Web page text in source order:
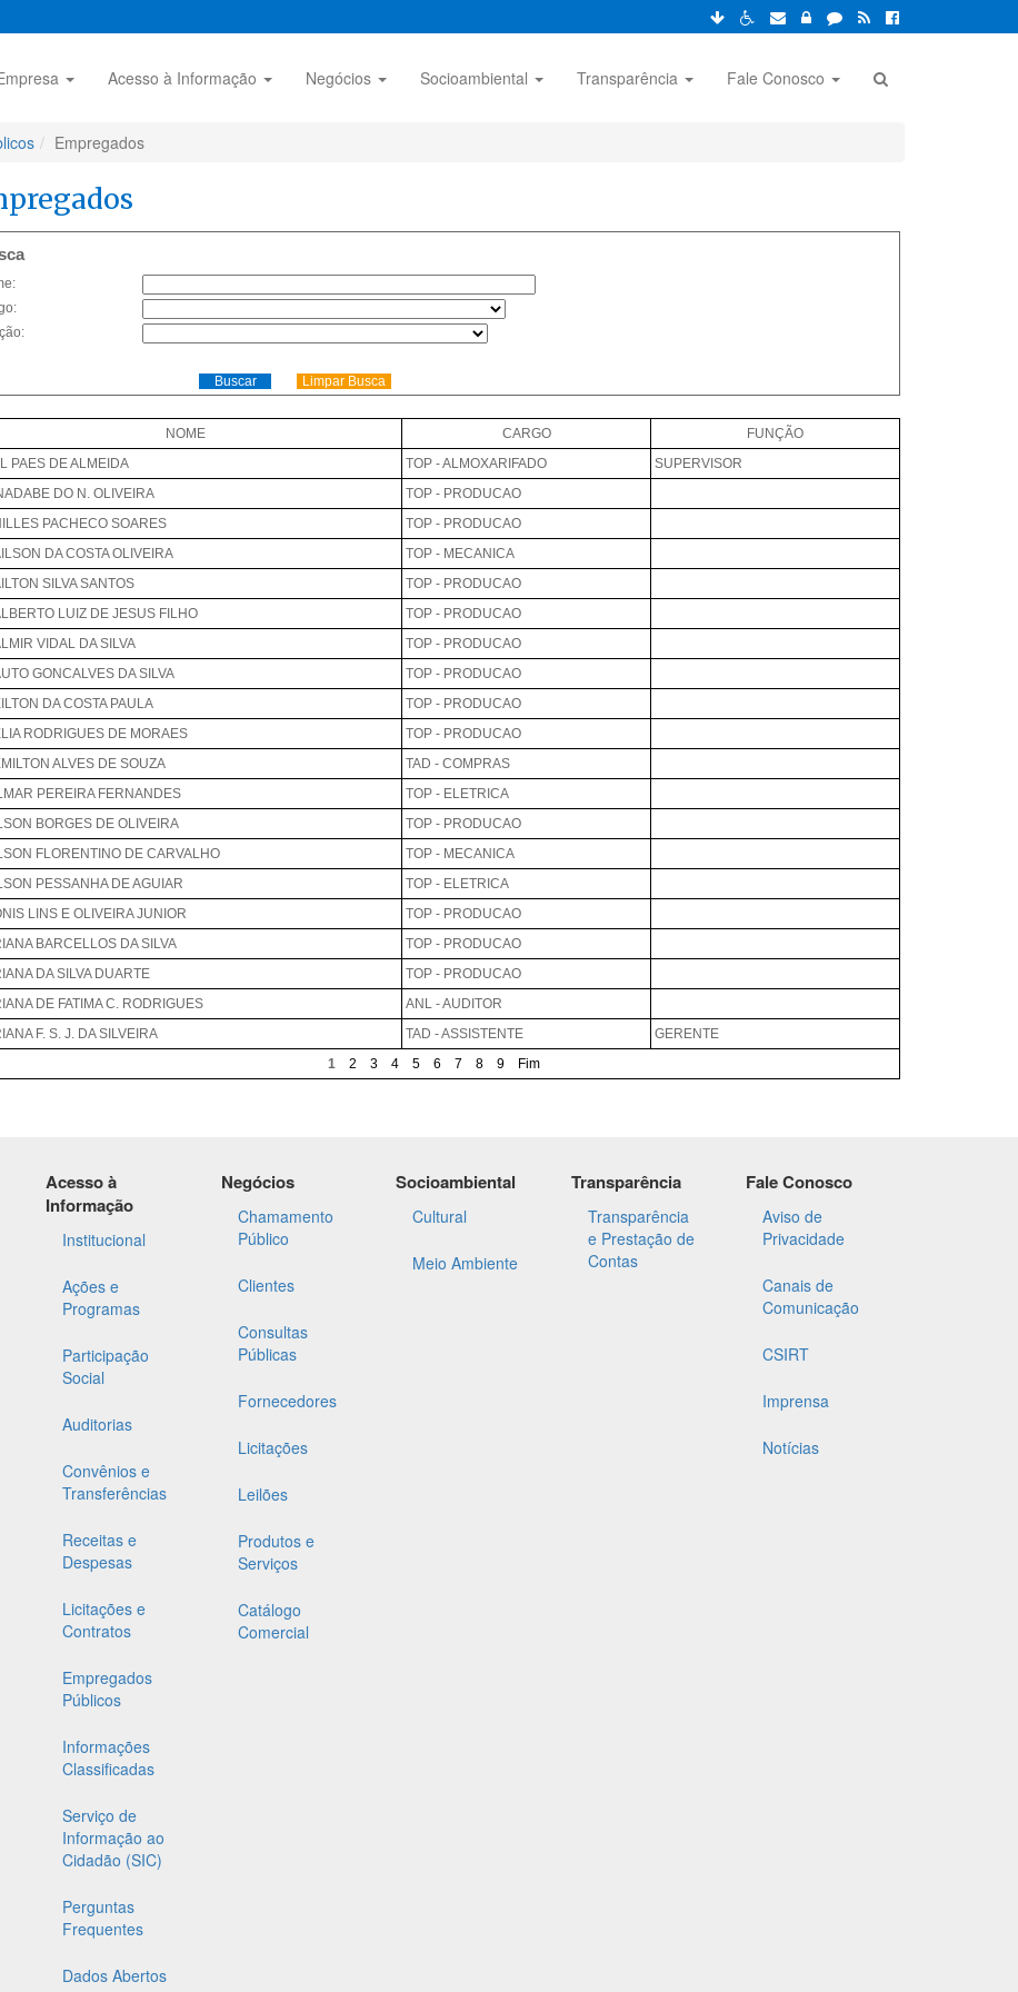
Acesso à Informação Negócios Socioambiental Transparência Fale Conosco
Empregados
Acesso à
Informação
Institucional
Ações e
Programas
Participação
Social
Auditorias
Convênios e
Transferências
Receitas e
Despesas
Licitações e
Contratos
Empregados
Públicos
Informações
Classificadas
Serviço de
Informação ao
Cidadão (SIC)
Perguntas
Frequentes
Dados Abertos
Negócios
Chamamento
Público
Clientes
Consultas
Públicas
Fornecedores
Licitações
Leilões
Produtos e
Serviços
Catálogo
Comercial
Socioambiental
Cultural
Meio Ambiente
Transparência
Transparência
e Prestação de
Contas
Fale Conosco
Aviso de
Privacidade
Canais de
Comunicação
CSIRT
Imprensa
Notícias